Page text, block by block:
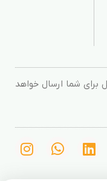
برای شما ارسال خواهد